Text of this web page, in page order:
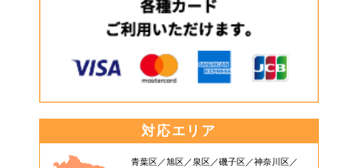
対応エリア
青葉区 旭区 泉区 磯子区
神奈川区